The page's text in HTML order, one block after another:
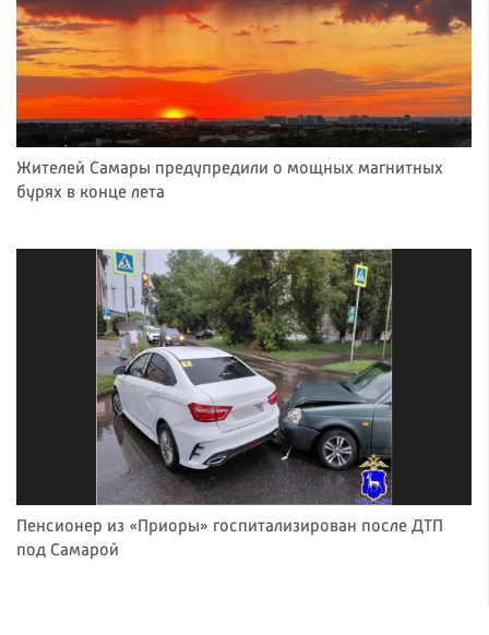
Жителей Самары предупредили о мощных магнитных
бурях в конце лета
Пенсионер из «Приоры» госпитализирован после ДТП
под Самарой